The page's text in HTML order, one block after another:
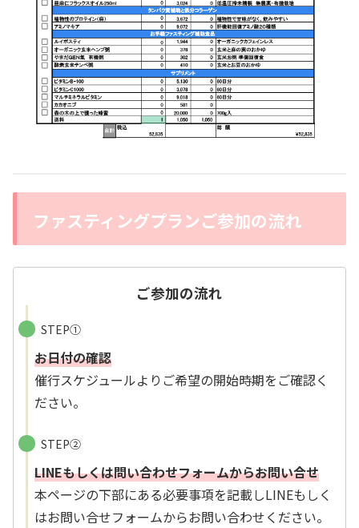
ファスティングプランご参加の流れ
ご参加の流れ
STEP①
お日付の確認
催行スケジュールよりご希望の開始時期をご確認く
ださい。
STEP②
LINEもしくは問い合わせフォームからお問い合せ
本ページの下部にある必要事項を記載しLINEもしく
はお問い合せフォームからお問い合わせください。